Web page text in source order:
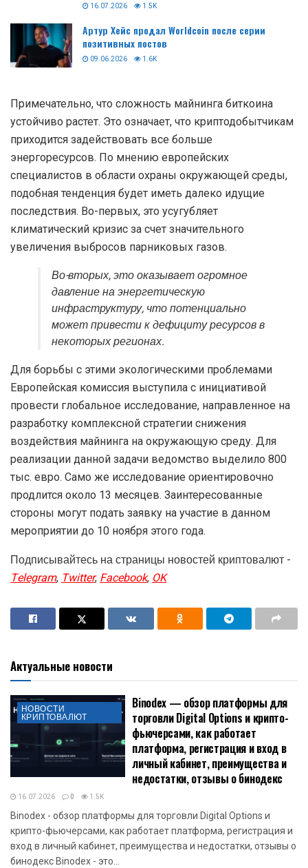
16.07.2026 1.5K
Артур Хейс продал Worldcoin после серии
позитивных постов
09.06.2026 1.6K
Примечательно, что сложность майнинга биткоина
устойчиво растет. Это означает, что криптодобытчикам
приходится задействовать все больше
энергоресурсов. По мнению европейских
специалистов в области охраны окружающей среды,
подобная тенденция будет иметь далеко идущие
последствия. Во-первых, это усугубляет
климатический кризис за счет значительного
увеличения выбросов парниковых газов.
Во-вторых, это оказывает огромное
давление на энергетическую
инфраструктуру, что потенциально
может привести к дефициту ресурсов в
некоторых регионах.
Для борьбы с этими экологическими проблемами
Европейская комиссия выступила с инициативой
провести глобальное исследование, направленное на
разработку комплексной стратегии снижения
воздействия майнинга на окружающую среду. Для
реализации данной задачи ведомство выделило 800
тыс. евро. Само же исследование ориентировочно
продлится около 13 месяцев. Заинтересованные
стороны могут подать заявку на участие в данном
мероприятии до 10 ноября этого года.
Подписывайтесь на страницы новостей криптовалют -
Telegram,Twitter,Facebook,OK
Актуальные новости
НОВОСТИ
КРИПТОВАЛЮТ
Binodex — обзор платформы для
торговли Digital Options и крипто-
фьючерсами, как работает
платформа, регистрация и вход в
личный кабинет, преимущества и
недостатки, отзывы о бинодекс
16.07.2026 0 1.5K
Binodex - обзор платформы для торговли Digital Options и
крипто-фьючерсами, как работает платформа, регистрация и
вход в личный кабинет, преимущества и недостатки, отзывы о
бинодекс Binodex - это...